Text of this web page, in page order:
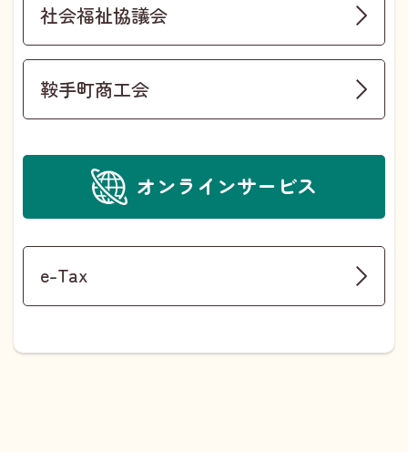
社会福祉協議会
鞍手町商工会
オンラインサービス
e-Tax